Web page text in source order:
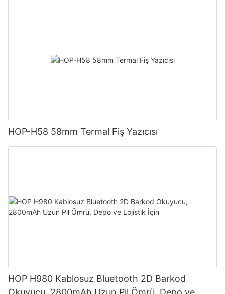
HOP-H58 58mm Termal Fiş Yazıcısı
HOP H980 Kablosuz Bluetooth 2D Barkod